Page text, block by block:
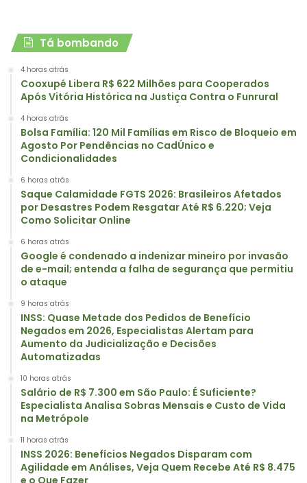
Tá bombando
4 horas atrás
Cooxupé Libera R$ 622 Milhões para Cooperados
Após Vitória Histórica na Justiça Contra o Funrural
4 horas atrás
Bolsa Família: 120 Mil Famílias em Risco de Bloqueio em
Agosto Por Pendências no CadÚnico e
Condicionalidades
6 horas atrás
Saque Calamidade FGTS 2026: Brasileiros Afetados
por Desastres Podem Resgatar Até R$ 6.220; Veja
Como Solicitar Online
6 horas atrás
Google é condenado a indenizar mineiro por invasão
de e-mail; entenda a falha de segurança que permitiu
o ataque
9 horas atrás
INSS: Quase Metade dos Pedidos de Benefício
Negados em 2026, Especialistas Alertam para
Aumento da Judicialização e Decisões
Automatizadas
10 horas atrás
Salário de R$ 7.300 em São Paulo: É Suficiente?
Especialista Analisa Sobras Mensais e Custo de Vida
na Metrópole
11 horas atrás
INSS 2026: Benefícios Negados Disparam com
Agilidade em Análises, Veja Quem Recebe Até R$ 8.475